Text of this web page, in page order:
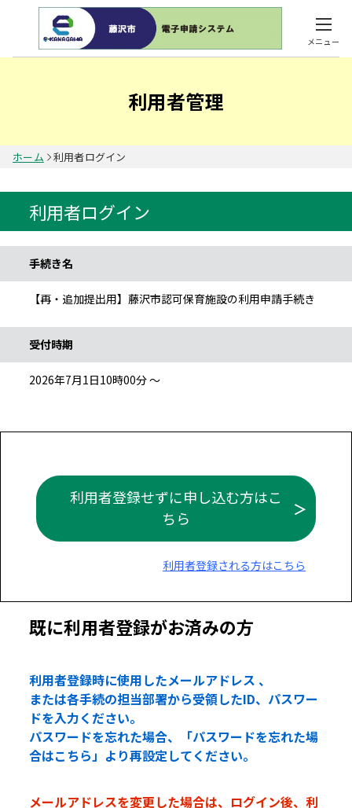
メニュー
利用者管理
ホーム 利用者ログイン
利用者ログイン
手続き名
【再・追加提出用】藤沢市認可保育施設の利用申請手続き
受付時期
2026年7月1日10時00分 ～
利用者登録せずに申し込む方はこ
ちら
利用者登録される方はこちら
既に利用者登録がお済みの方
利用者登録時に使用したメールアドレス 、
または各手続の担当部署から受領したID、パスワー
ドを入力ください。
パスワードを忘れた場合、「パスワードを忘れた場
合はこちら」より再設定してください。
メールアドレスを変更した場合は、ログイン後、利